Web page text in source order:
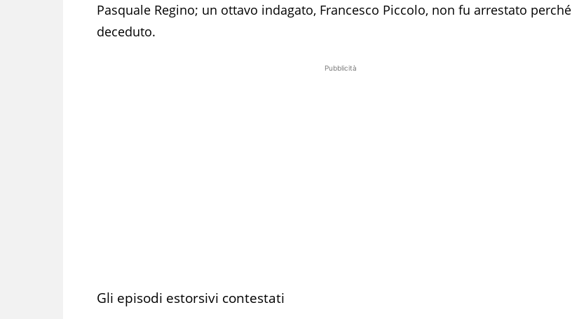
Pasquale Regino; un ottavo indagato, Francesco Piccolo, non fu arrestato perché
deceduto.
Pubblicità
Gli episodi estorsivi contestati